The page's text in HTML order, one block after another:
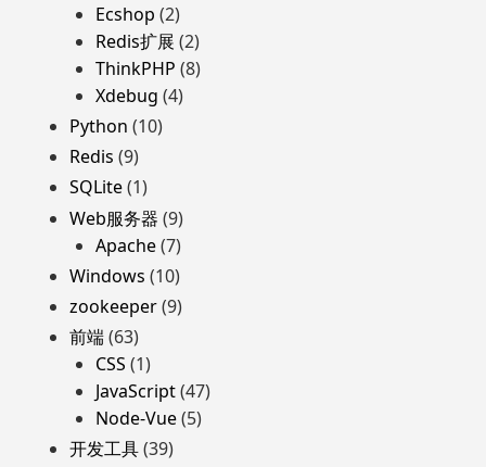
Ecshop (2)
Redis扩展 (2)
ThinkPHP (8)
Xdebug (4)
Python (10)
Redis (9)
SQLite(1)
Web服务器 (9)
Apache(7)
Windows (10)
zookeeper(9)
前端(63)
CSS (1)
JavaScript(47)
Node-Vue(5)
开发工具(39)